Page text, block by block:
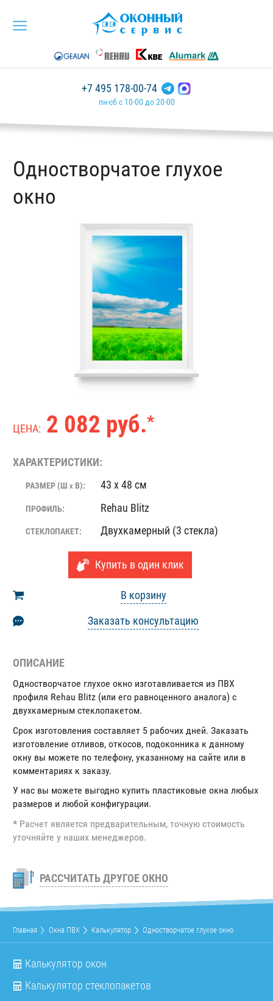
+7 495 178-00-74
пн-сб с 10-00 до 20-00
Одностворчатое глухое
окно
ЦЕНА: 2 082 руб.*
ХАРАКТЕРИСТИКИ:
РАЗМЕР (Ш X В): 43 x 48 см
ПРОФИЛЬ: Rehau Blitz
СТЕКЛОПАКЕТ: Двухкамерный (3 стекла)
Купить в один клик
В корзину
Заказать консультацию
ОПИСАНИЕ
Одностворчатое глухое окно изготавливается из ПВХ
профиля Rehau Blitz (или его равноценного аналога) с
двухкамерным стеклопакетом.
Срок изготовления составляет 5 рабочих дней. Заказать
изготовление отливов, откосов, подоконника к данному
окну вы можете по телефону, указанному на сайте или в
комментариях к заказу.
У нас вы можете выгодно купить пластиковые окна любых
размеров и любой конфигурации.
* Расчет является предварительным, точную стоимость
уточняйте у наших менеджеров.
РАССЧИТАТЬ ДРУГОЕ ОКНО
Главная Окна ПВХ Калькулятор Одностворчатое глухое окно
Калькулятор окон
Калькулятор стеклопакетов